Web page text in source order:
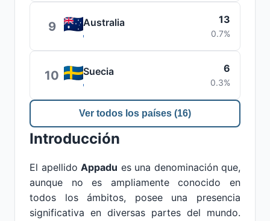
9 Australia 13
0.7%
10 Suecia 6
0.3%
Ver todos los países (16)
Introducción
El apellido Appadu es una denominación que,
aunque no es ampliamente conocido en
todos los ámbitos, posee una presencia
significativa en diversas partes del mundo.